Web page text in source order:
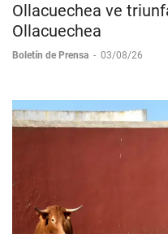
Ollacuechea ve
Ollacuechea
Boletín de Prensa - 03/08/26